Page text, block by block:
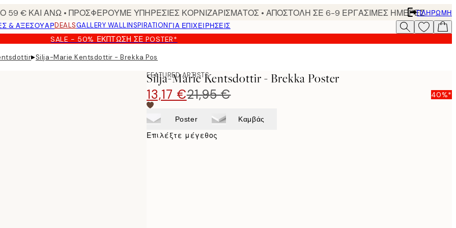
€ ΚΑΙ ΑΝΩ • ΠΡΟΣΦΕΡΟΥΜΕ ΥΠΗΡΕΣΙΕΣ ΚΟΡΝΙΖΑΡΙΣΜΑΤΟΣ • ΑΠΟΣΤΟΛΗ ΣΕ 6-9 ΕΡΓΑΣΙΜΕΣ ΗΜΕΡΕΣΠΛΗΡΩΜΉ
& ΑΞΕΣΟΥΆΡDEALSGALLERY WALLINSPIRATIONΓΙΑ ΕΠΙΧΕΙΡΗΣΕΙΣ
SALE - 50% ΈΚΠΤΩΣΗ ΣΕ POSTER*
▸Silja-Marie Kentsdottir - Brekka Poster
FEATURED ARTISTS
Silja-Marie Kentsdottir - Brekka Poster
13,17 €21,95 € 40%*
Poster Καμβάς
Επιλέξτε μέγεθος